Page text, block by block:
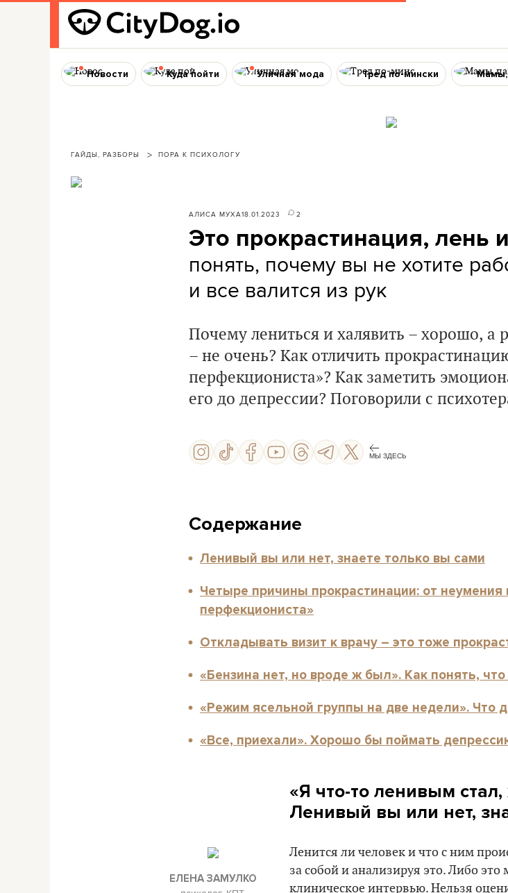
Новости Куда пойти Уличная мода Тред по-мински Мамы,
ГАЙДЫ, РАЗБОРЫ ПОРА К ПСИХОЛОГУ
АЛИСА МУХА18.01.2023 2
Это прокрастинация, лень
понять, почему вы не хотите
и все валится из рук
Почему лениться и халявить – хорошо, а
– не очень? Как отличить
перфекциониста»? Как заметить
его до депрессии? Поговорили с
МЫ ЗДЕСЬ
Содержание
Ленивый вы или нет, знаете только вы сами
Четыре причины прокрастинации: от неумения
перфекциониста»
Откладывать визит к врачу – это тоже
«Бензина нет, но вроде ж был». Как понять,
«Режим ясельной группы на две недели». Что
«Все, приехали». Хорошо бы поймать
«Я что-то ленивым
Ленивый вы или нет,
ЕЛЕНА ЗАМУЛКО
Ленится ли человек и что с ним
за собой и анализируя это. Либо
клиническое интервью. Нельзя